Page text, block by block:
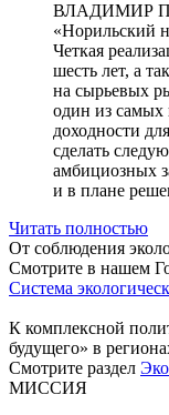
ВЛАДИМИР
«Норильский
Четкая
шесть лет, а
на сырьевых
один из самых
доходности
сделать
амбициозных
и в плане
Читать полностью
От соблюдения
Смотрите в нашем
Система
К комплексной
будущего» в
Смотрите раздел
МИССИЯ